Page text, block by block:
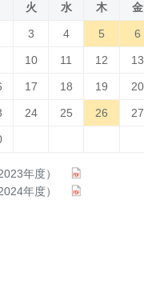
火 水 木 金
3 4 5 6
10 11 12 13
17 18 19 20
24 25 26 27
年度）
年度）